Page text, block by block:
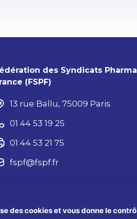
des cookies et vous donne le
des Syndicats
(FSPF)
13 rue Ballu, 75009 Paris
01 44 53 19 25
01 44 53 21 75
fspf@fspf.fr
réservés Mentions